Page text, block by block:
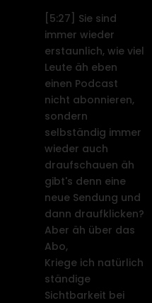
[5:27]
Sie sind
immer wieder
erstaunlich, wie viel
Leute äh eben
einen Podcast
nicht abonnieren,
sondern
selbständig immer
wieder auch
draufschauen äh
gibt's denn eine
neue Sendung und
dann draufklicken?
Aber äh über das
Abo,
Kriege ich natürlich
ständige
Sichtbarkeit bei